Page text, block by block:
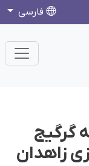
فارسی
گرگیج
زاهدان